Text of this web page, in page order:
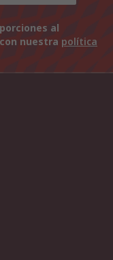
al
nuestra política